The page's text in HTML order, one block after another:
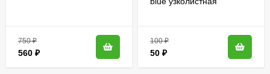
750₽
560 ₽
100₽
50 ₽